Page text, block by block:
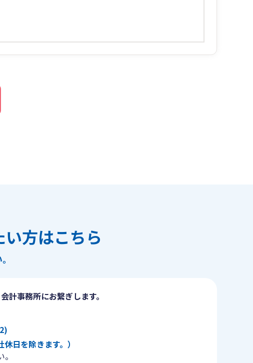
方はこちら
計事務所にお繋ぎします。
日を除きます。）